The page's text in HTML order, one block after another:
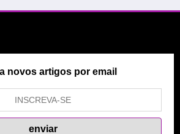
novos artigos por email